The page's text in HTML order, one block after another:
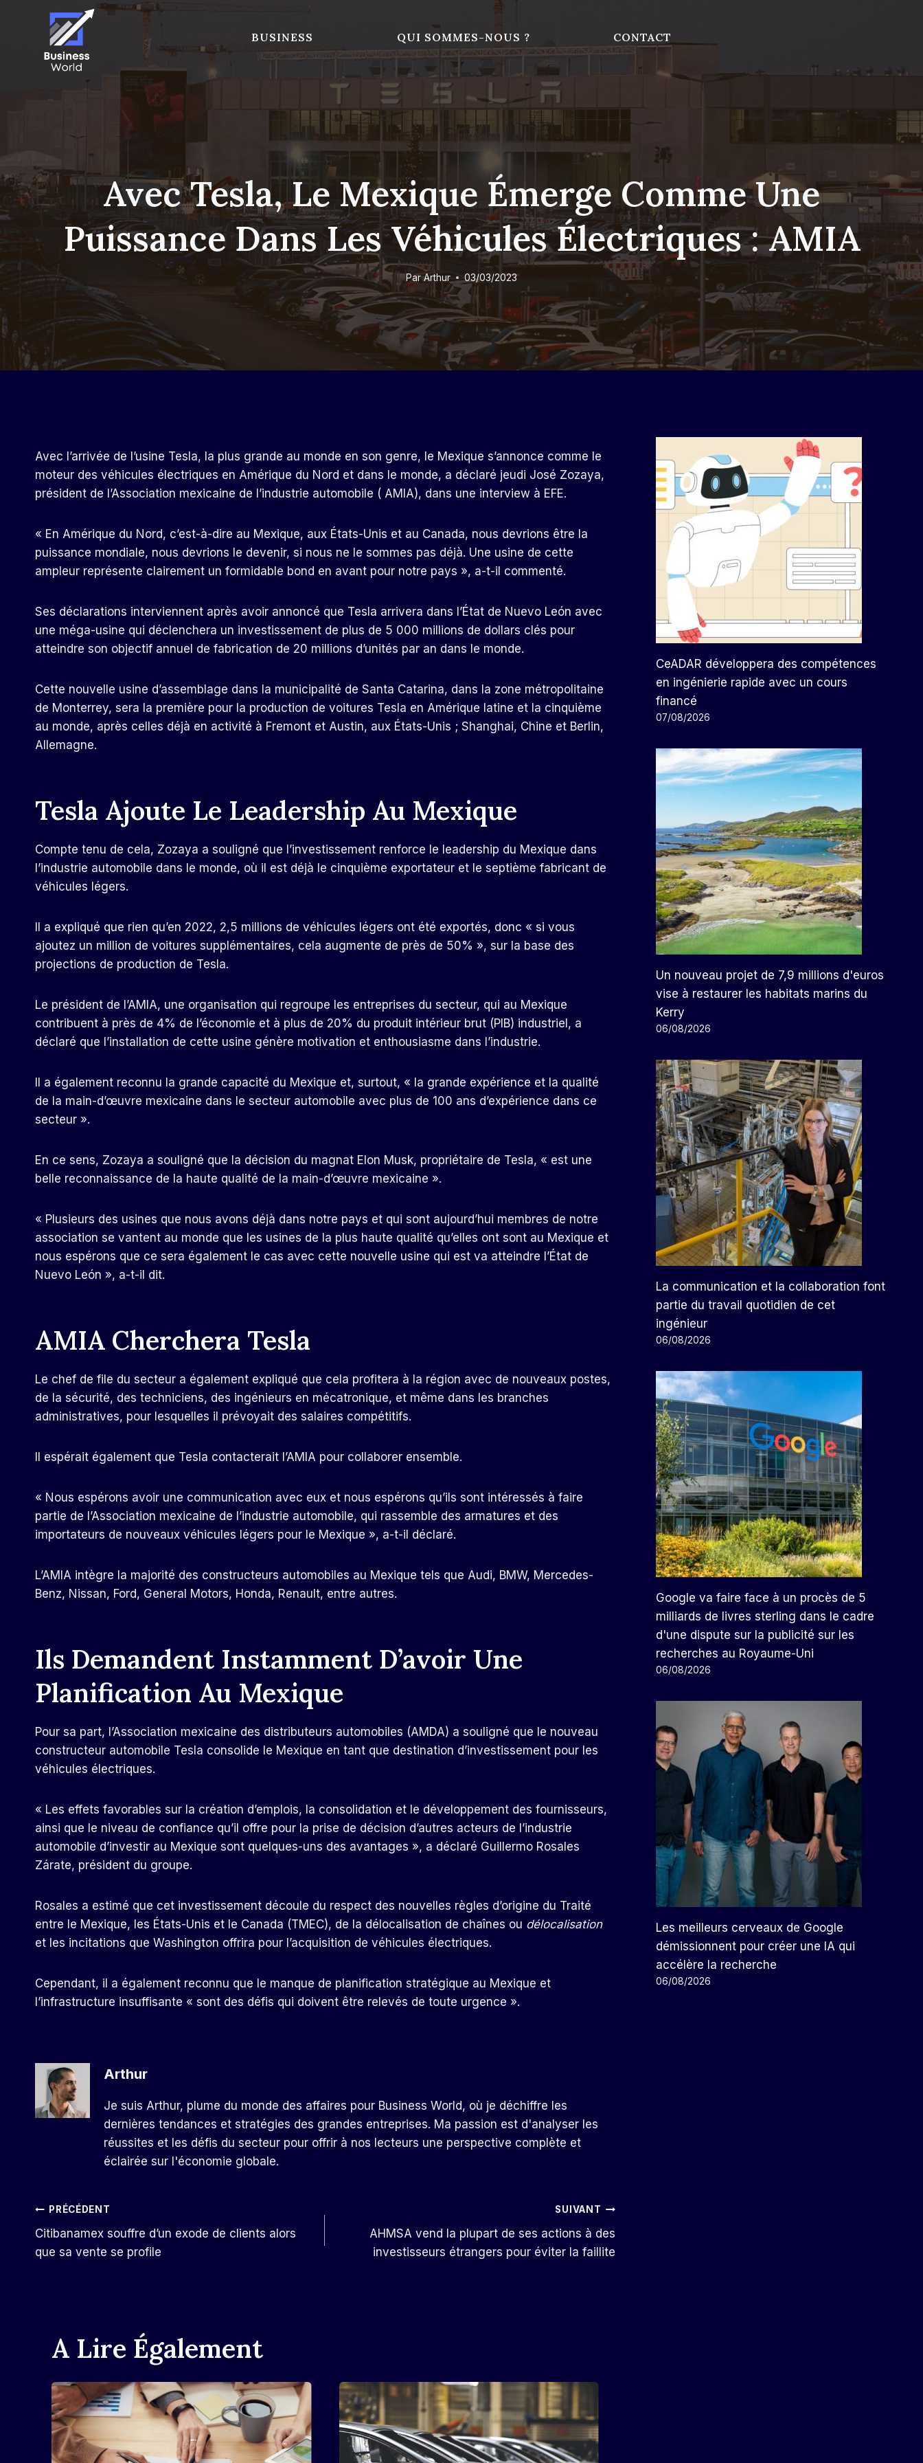
BUSINESS QUI SOMMES-NOUS ? CONTACT
Avec Tesla, Le Mexique Émerge Comme Une
Puissance Dans Les Véhicules Électriques : AMIA
ParArthur 03/03/2023
Avec l’arrivée de l’usine Tesla, la plus grande au monde en son genre, le Mexique s’annonce comme le
moteur des véhicules électriques en Amérique du Nord et dans le monde, a déclaré jeudi José Zozaya,
président de l’Association mexicaine de l’industrie automobile ( AMIA), dans une interview à EFE.
« En Amérique du Nord, c’est-à-dire au Mexique, aux États-Unis et au Canada, nous devrions être la
puissance mondiale, nous devrions le devenir, si nous ne le sommes pas déjà. Une usine de cette
ampleur représente clairement un formidable bond en avant pour notre pays », a-t-il commenté.
Ses déclarations interviennent après avoir annoncé que Tesla arrivera dans l’État de Nuevo León avec
une méga-usine qui déclenchera un investissement de plus de 5 000 millions de dollars clés pour
atteindre son objectif annuel de fabrication de 20 millions d’unités par an dans le monde.
Cette nouvelle usine d’assemblage dans la municipalité de Santa Catarina, dans la zone métropolitaine
de Monterrey, sera la première pour la production de voitures Tesla en Amérique latine et la cinquième
au monde, après celles déjà en activité à Fremont et Austin, aux États-Unis ; Shanghai, Chine et Berlin,
Allemagne.
Tesla Ajoute Le Leadership Au Mexique
Compte tenu de cela, Zozaya a souligné que l’investissement renforce le leadership du Mexique dans
l’industrie automobile dans le monde, où il est déjà le cinquième exportateur et le septième fabricant de
véhicules légers.
Il a expliqué que rien qu’en 2022, 2,5 millions de véhicules légers ont été exportés, donc « si vous
ajoutez un million de voitures supplémentaires, cela augmente de près de 50% », sur la base des
projections de production de Tesla.
Le président de l’AMIA, une organisation qui regroupe les entreprises du secteur, qui au Mexique
contribuent à près de 4% de l’économie et à plus de 20% du produit intérieur brut (PIB) industriel, a
déclaré que l’installation de cette usine génère motivation et enthousiasme dans l’industrie.
Il a également reconnu la grande capacité du Mexique et, surtout, « la grande expérience et la qualité
de la main-d’œuvre mexicaine dans le secteur automobile avec plus de 100 ans d’expérience dans ce
secteur ».
En ce sens, Zozaya a souligné que la décision du magnat Elon Musk, propriétaire de Tesla, « est une
belle reconnaissance de la haute qualité de la main-d’œuvre mexicaine ».
« Plusieurs des usines que nous avons déjà dans notre pays et qui sont aujourd’hui membres de notre
association se vantent au monde que les usines de la plus haute qualité qu’elles ont sont au Mexique et
nous espérons que ce sera également le cas avec cette nouvelle usine qui est va atteindre l’État de
Nuevo León », a-t-il dit.
AMIA Cherchera Tesla
Le chef de file du secteur a également expliqué que cela profitera à la région avec de nouveaux postes,
de la sécurité, des techniciens, des ingénieurs en mécatronique, et même dans les branches
administratives, pour lesquelles il prévoyait des salaires compétitifs.
Il espérait également que Tesla contacterait l’AMIA pour collaborer ensemble.
« Nous espérons avoir une communication avec eux et nous espérons qu’ils sont intéressés à faire
partie de l’Association mexicaine de l’industrie automobile, qui rassemble des armatures et des
importateurs de nouveaux véhicules légers pour le Mexique », a-t-il déclaré.
L’AMIA intègre la majorité des constructeurs automobiles au Mexique tels que Audi, BMW, Mercedes-
Benz, Nissan, Ford, General Motors, Honda, Renault, entre autres.
Ils Demandent Instamment D’avoir Une
Planification Au Mexique
Pour sa part, l’Association mexicaine des distributeurs automobiles (AMDA) a souligné que le nouveau
constructeur automobile Tesla consolide le Mexique en tant que destination d’investissement pour les
véhicules électriques.
« Les effets favorables sur la création d’emplois, la consolidation et le développement des fournisseurs,
ainsi que le niveau de confiance qu’il offre pour la prise de décision d’autres acteurs de l’industrie
automobile d’investir au Mexique sont quelques-uns des avantages », a déclaré Guillermo Rosales
Zárate, président du groupe.
Rosales a estimé que cet investissement découle du respect des nouvelles règles d’origine du Traité
entre le Mexique, les États-Unis et le Canada (TMEC), de la délocalisation de chaînes ou délocalisation
et les incitations que Washington offrira pour l’acquisition de véhicules électriques.
Cependant, il a également reconnu que le manque de planification stratégique au Mexique et
l’infrastructure insuffisante « sont des défis qui doivent être relevés de toute urgence ».
Arthur
Je suis Arthur, plume du monde des affaires pour Business World, où je déchiffre les
dernières tendances et stratégies des grandes entreprises. Ma passion est d'analyser les
réussites et les défis du secteur pour offrir à nos lecteurs une perspective complète et
éclairée sur l'économie globale.
Navigation
De
PRÉCÉDENT
Citibanamex souffre d’un exode de clients alors
que sa vente se profile
SUIVANT
AHMSA vend la plupart de ses actions à des
investisseurs étrangers pour éviter la faillite
A Lire Également
CeADAR développera des compétences
en ingénierie rapide avec un cours
financé
07/08/2026
Un nouveau projet de 7,9 millions d'euros
vise à restaurer les habitats marins du
Kerry
06/08/2026
La communication et la collaboration font
partie du travail quotidien de cet
ingénieur
06/08/2026
Google va faire face à un procès de 5
milliards de livres sterling dans le cadre
d'une dispute sur la publicité sur les
recherches au Royaume-Uni
06/08/2026
Les meilleurs cerveaux de Google
démissionnent pour créer une IA qui
accélère la recherche
06/08/2026